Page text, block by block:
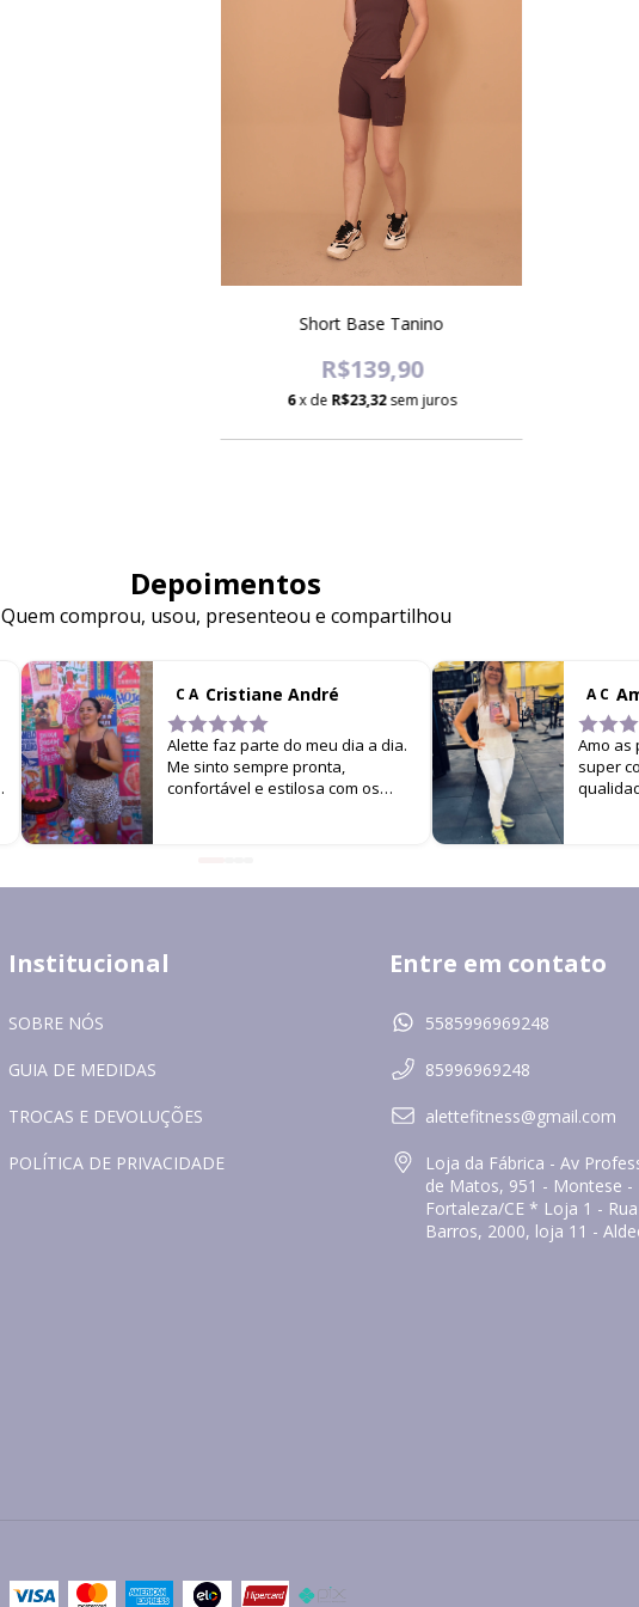
Short Base Tanino
R$139,90
6x de R$23,32 sem juros
Depoimentos
Quem comprou, usou, presenteou e compartilhou
C A Cristiane André
Alette faz parte do meu dia a dia.
Me sinto sempre pronta,
confortável e estilosa com os
A C
Amo as
super
Institucional
SOBRE NÓS
GUIA DE MEDIDAS
TROCAS E DEVOLUÇÕES
POLÍTICA DE PRIVACIDADE
Entre em contato
5585996969248
85996969248
alettefitness@gmail.com
Loja da Fábrica - Av
de Matos, 951 - Montese -
Fortaleza/CE * Loja 1 -
Barros, 2000, loja 11 -